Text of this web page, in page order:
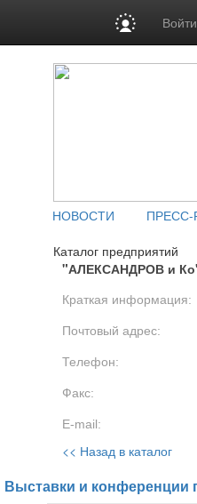
Войти
НОВОСТИ
Каталог предприятий
"АЛЕКСАНДРОВ и
Краткая информация:
Почтовый адрес:
Телефон:
Факс:
E-mail:
<< Назад в каталог
Выставки и конференции